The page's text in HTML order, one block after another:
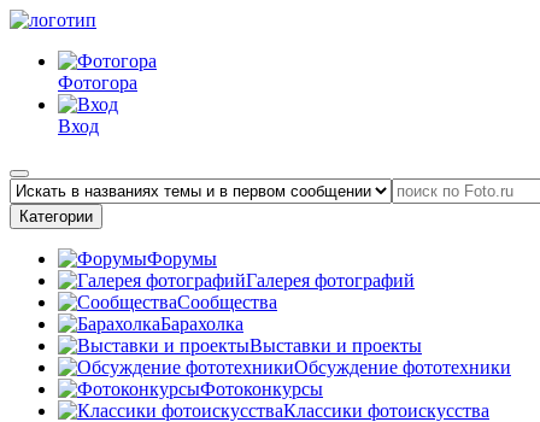
Фотогора
Вход
Категории
Форумы
Галерея фотографий
Сообщества
Барахолка
Выставки и проекты
Обсуждение фототехники
Фотоконкурсы
Классики фотоискусства